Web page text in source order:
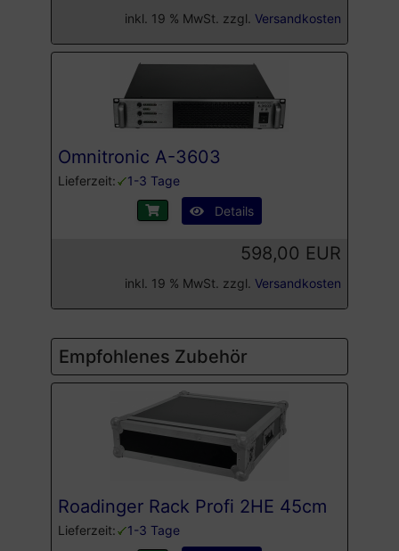
inkl. 19 % MwSt. zzgl.Versandkosten
Omnitronic A-3603
Lieferzeit:
1-3 Tage
Details
598,00 EUR
inkl. 19 % MwSt. zzgl.Versandkosten
Empfohlenes Zubehör
Roadinger Rack Profi 2HE 45cm
Lieferzeit:
1-3 Tage